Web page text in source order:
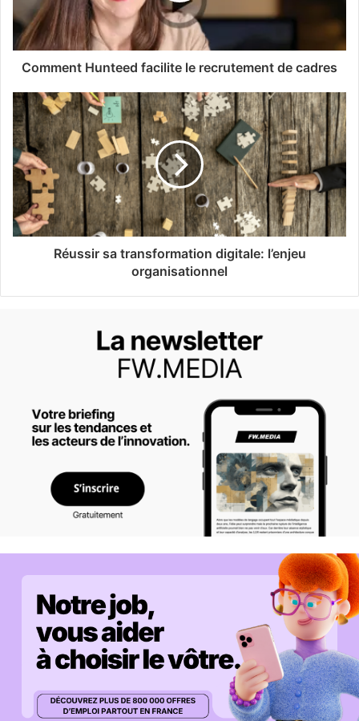
Comment Hunteed facilite le recrutement de cadres
Réussir sa transformation digitale: l’enjeu
organisationnel